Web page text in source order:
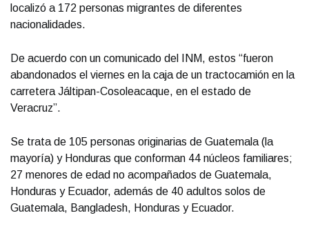
localizó a 172 personas migrantes de diferentes
nacionalidades.
De acuerdo con un comunicado del INM, estos “fueron
abandonados el viernes en la caja de un tractocamión en la
carretera Jáltipan-Cosoleacaque, en el estado de
Veracruz”.
Se trata de 105 personas originarias de Guatemala (la
mayoría) y Honduras que conforman 44 núcleos familiares;
27 menores de edad no acompañados de Guatemala,
Honduras y Ecuador, además de 40 adultos solos de
Guatemala, Bangladesh, Honduras y Ecuador.